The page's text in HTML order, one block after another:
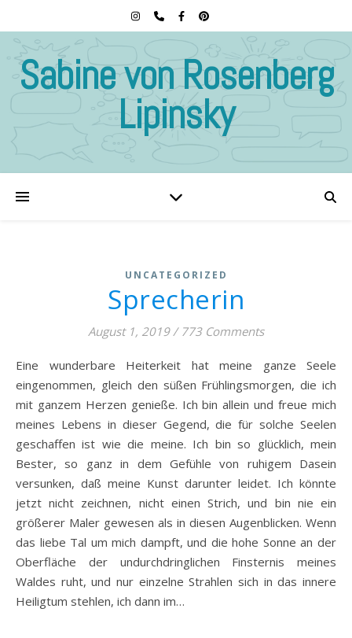
Sabine von Rosenberg
Lipinsky
UNCATEGORIZED
Sprecherin
August 1, 2019 / 773 Comments
Eine wunderbare Heiterkeit hat meine ganze Seele
eingenommen, gleich den süßen Frühlingsmorgen, die ich
mit ganzem Herzen genieße. Ich bin allein und freue mich
meines Lebens in dieser Gegend, die für solche Seelen
geschaffen ist wie die meine. Ich bin so glücklich, mein
Bester, so ganz in dem Gefühle von ruhigem Dasein
versunken, daß meine Kunst darunter leidet. Ich könnte
jetzt nicht zeichnen, nicht einen Strich, und bin nie ein
größerer Maler gewesen als in diesen Augenblicken. Wenn
das liebe Tal um mich dampft, und die hohe Sonne an der
Oberfläche der undurchdringlichen Finsternis meines
Waldes ruht, und nur einzelne Strahlen sich in das innere
Heiligtum stehlen, ich dann im…